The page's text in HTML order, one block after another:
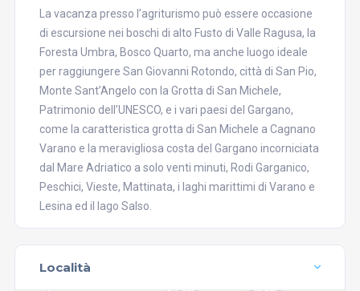
La vacanza presso l’agriturismo può essere occasione
di escursione nei boschi di alto Fusto di Valle Ragusa, la
Foresta Umbra, Bosco Quarto, ma anche luogo ideale
per raggiungere San Giovanni Rotondo, città di San Pio,
Monte Sant’Angelo con la Grotta di San Michele,
Patrimonio dell’UNESCO, e i vari paesi del Gargano,
come la caratteristica grotta di San Michele a Cagnano
Varano e la meravigliosa costa del Gargano incorniciata
dal Mare Adriatico a solo venti minuti, Rodi Garganico,
Peschici, Vieste, Mattinata, i laghi marittimi di Varano e
Lesina ed il lago Salso.
Località